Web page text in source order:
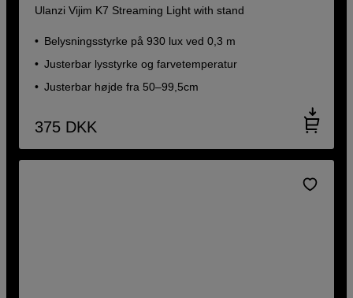
Ulanzi Vijim K7 Streaming Light with stand
Belysningsstyrke på 930 lux ved 0,3 m
Justerbar lysstyrke og farvetemperatur
Justerbar højde fra 50–99,5cm
375 DKK